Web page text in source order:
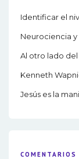
Identificar el
Neurociencia
Al otro lado
Kenneth
Jesús es la
COMENTARIOS